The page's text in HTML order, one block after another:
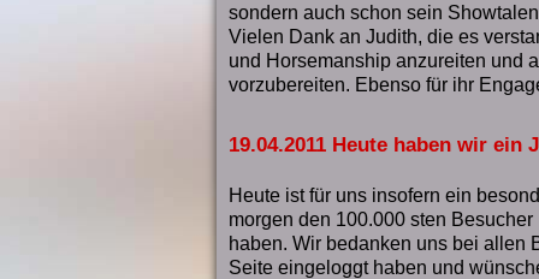
sondern auch schon sein
Vielen Dank an Judith, die es
und Horsemanship anzureiten und
vorzubereiten. Ebenso für ihr
19.04.2011 Heute haben wir ein
Heute ist für uns insofern ein
morgen den 100.000 sten
haben. Wir bedanken uns bei allen
Seite eingeloggt haben und